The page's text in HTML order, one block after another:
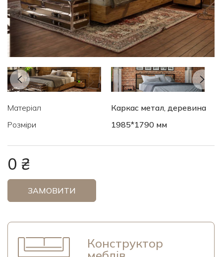
Матеріал
Каркас метал, деревина
Розміри
1985*1790 мм
0 ₴
ЗАМОВИТИ
Конструктор